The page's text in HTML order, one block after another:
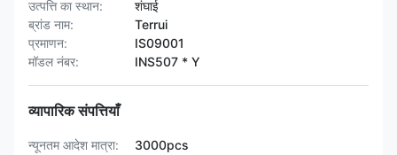
उत्पत्ति का स्थान:
शंघाई
ब्रांड नाम:
Terrui
प्रमाणन:
IS09001
मॉडल नंबर:
INS507 * Y
व्यापारिक संपत्तियाँ
न्यूनतम आदेश मात्रा:
3000pcs